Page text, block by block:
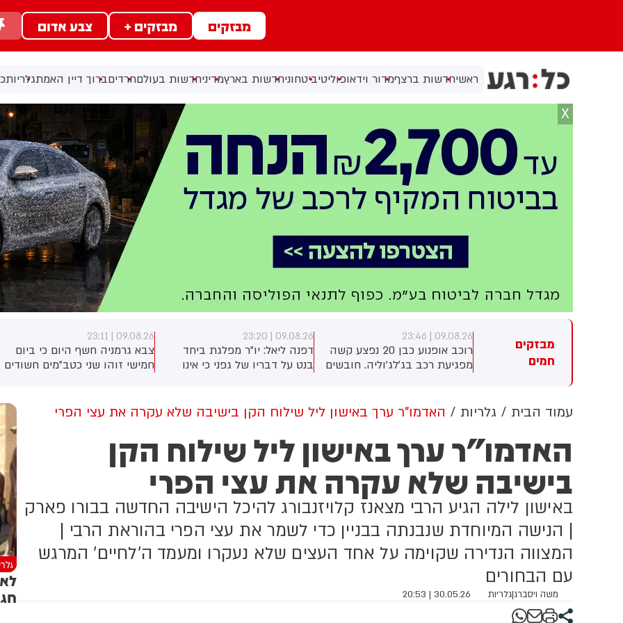
מבזקים מבזקים + צבע אדום
ראשיחדשות ברצףמדור וידאופוליטיביטחוניחדשות בארץמדיניחדשות בעולםחרדיםברוך דיין האמתגלריות
X
מבזקים
חמים
רוכב אופנוע כבן 20 נפצע קשה
רכב בג'לג'וליה. חובשים
של מד"א העניקו לו
בילינסון עם חבלה
09.08.26 | 23:20
דפנה ליאל: יו"ר מפלגת ביחד
בנט על דבריו של גפני כי אינו
ודרעי - חד הם. מי שבאמת רוצה
לגייס חרדים ולעזור ללוחמי צה"ל,
יודע שהוא צריך להשאיר את
מחוללי ההשתמטות, דרעי וגפני,
מחוץ לממשלה"
09.08.26 | 23:11
צבא גרמניה חשף היום כי ביום
חמישי זוהו שני כטב"מים חשודים
רחפן הנפץ המקושר לרוסיה
בנמל התעופה בלייפציג. על פי
התקשורת בגרמניה, בבסיס
הסמוך לבון מוחזקים ציוד וחלקי
חילוף של סוללות פטריוט
(רוזנצוייג)
09.08.26 | 22:56
דוד צ'סטרמן, אחיו של הלוחם
הפצוע המאושפז ברמב"ם, על
התעורר הגיעה משמרת עוינת
שהוציאה אותנו משם. ביקשנו
שהעובדים ישימו לב אליו, אבל
הם נעלו בפנינו את הדלת"
עמוד הבית גלריות האדמו"ר ערך באישון ליל שילוח הקן בישיבה שלא עקרה את עצי הפרי
האדמו"ר ערך באישון ליל שילוח הקן
בישיבה שלא עקרה את עצי הפרי
באישון לילה הגיע הרבי מצאנז קלויזנבורג להיכל הישיבה החדשה בבורו פארק
| הנישה המיוחדת שנבנתה בבניין כדי לשמר את עצי הפרי בהוראת הרבי |
המצווה הנדירה שקוימה על אחד העצים שלא נעקרו ומעמד ה'לחיים' המרגש
עם הבחורים
משה ויסברג|גלריות 30.05.26 | 20:53